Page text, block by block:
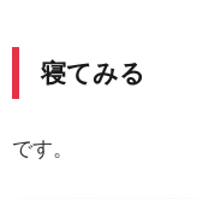
寝てみる
です。